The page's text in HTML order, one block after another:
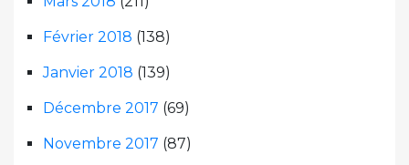
Février 2018 (138)
Janvier 2018 (139)
Décembre 2017 (69)
Novembre 2017 (87)